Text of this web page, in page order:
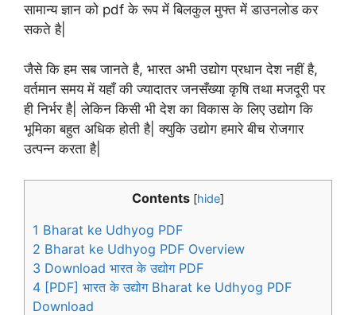
सामान्य ज्ञान को pdf के रूप में बिलकुल मुफ्त में डाउनलोड कर
सकते है|
जैसे कि हम सब जानते है, भारत अभी उद्योग प्रधान देश नहीं है,
वर्तमान समय में यहाँ की ज्यादातर जनसँख्या कृषि तथा मजदूरी पर
ही निर्भर है| लेकिन किसी भी देश का विकास के लिए उद्योग कि
भूमिका बहुत अधिक होती है| क्युकि उद्योग हमारे बीच रोजगार
उत्पन्न करता है|
Contents [hide]
1 Bharat ke Udhyog PDF
2 Bharat ke Udhyog PDF Overview
3 Download भारत के उद्योग PDF
4 [PDF] भारत के उद्योग Bharat ke Udhyog PDF
Download